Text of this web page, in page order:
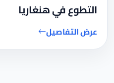
التطوع في هنغاريا
عرض التفاصيل